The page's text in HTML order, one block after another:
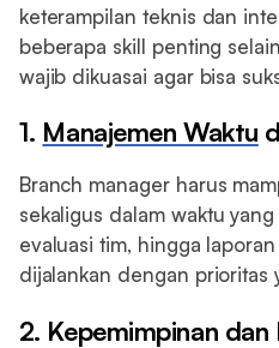
keterampilan teknis dan
beberapa skill penting selain
wajib dikuasai agar bisa
1. Manajemen Waktu
Branch manager harus
sekaligus dalam waktu
evaluasi tim, hingga
dijalankan dengan prioritas
2. Kepemimpinan